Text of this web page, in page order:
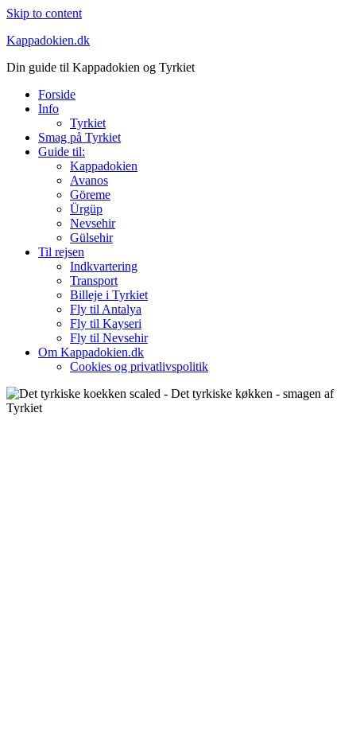
Skip to content
Kappadokien.dk
Din guide til Kappadokien og Tyrkiet
Forside
Info
Tyrkiet
Smag på Tyrkiet
Guide til:
Kappadokien
Avanos
Göreme
Ürgüp
Nevsehir
Gülsehir
Til rejsen
Indkvartering
Transport
Billeje i Tyrkiet
Fly til Antalya
Fly til Kayseri
Fly til Nevsehir
Om Kappadokien.dk
Cookies og privatlivspolitik